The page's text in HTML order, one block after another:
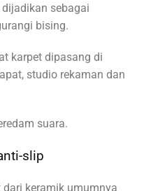
sebagai
bising.
karpet dipasang di
studio rekaman dan
suara.
slip
keramik umumnya